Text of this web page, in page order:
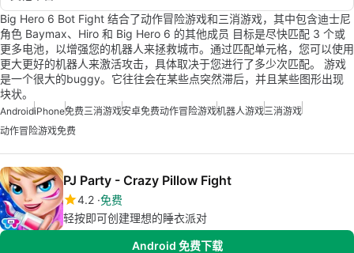
Big Hero 6 Bot Fight 结合了动作冒险游戏和三消游戏，其中包含迪士尼
角色 Baymax、Hiro 和 Big Hero 6 的其他成员 目标是尽快匹配 3 个或
更多电池，以增强您的机器人来拯救城市。通过匹配单元格，您可以使用
更大更好的机器人来激活攻击，具体取决于您进行了多少次匹配。 游戏
是一个很大的buggy。它往往会在某些点突然滞后，并且某些图形出现
块状。
AndroidiPhone免费三消游戏安卓免费动作冒险游戏机器人游戏三消游戏
动作冒险游戏免费
PJ Party - Crazy Pillow Fight
4.2 免费
轻按即可创建理想的睡衣派对
Android 免费下载